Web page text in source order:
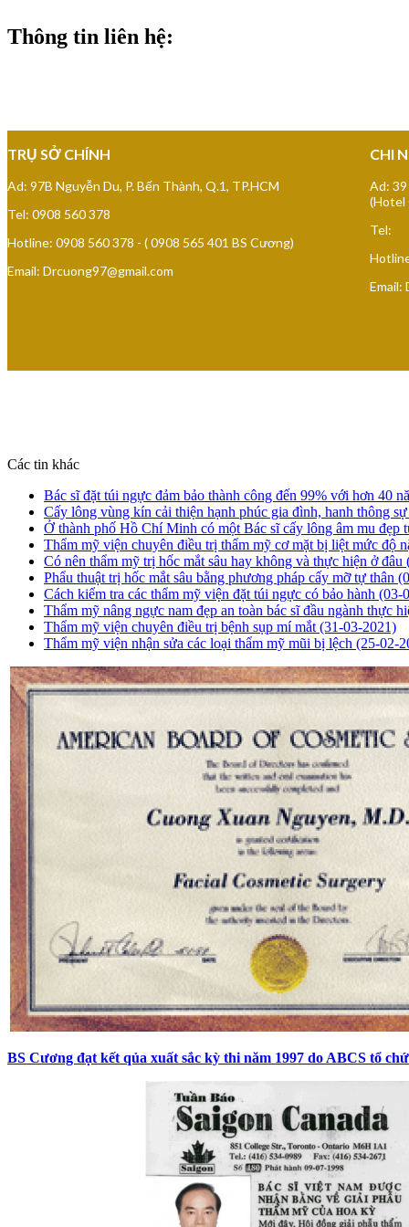
Thông tin liên hệ:
TRỤ SỞ CHÍNH
Ad: 97B Nguyễn Du, P. Bến Thành, Q.1, TP.HCM
Tel: 0908 560 378
Hotline: 0908 560 378 - ( 0908 565 401 BS Cương)
Email: Drcuong97@gmail.com
CHI
Ad: 39
(Hotel
Tel:
Email:
Các tin khác
Bác sĩ đặt túi ngực đảm bảo thành công đến 99% với hơn 40
Cấy lông vùng kín cải thiện hạnh phúc gia đình, hanh thông
Ở thành phố Hồ Chí Minh có một Bác sĩ cấy lông âm mu đẹp
Thẩm mỹ viện chuyên điều trị thẩm mỹ cơ mặt bị liệt mức độ
Có nên thẩm mỹ trị hốc mắt sâu hay không và thực hiện ở đâu
Phẩu thuật trị hốc mắt sâu bằng phương pháp cấy mỡ tự thân
Cách kiểm tra các thẩm mỹ viện đặt túi ngực có bảo hành (03-
Thẩm mỹ nâng ngực nam đẹp an toàn bác sĩ đầu ngành thực
Thẩm mỹ viện chuyên điều trị bệnh sụp mí mắt (31-03-2021)
Thẩm mỹ viện nhận sửa các loại thẩm mỹ mũi bị lệch (25-02-
BS Cương đạt kết qủa xuất sắc kỳ thi năm 1997 do ABCS tổ